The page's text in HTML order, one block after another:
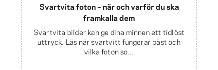
Svartvita foton – när och varför du ska
framkalla dem
Svartvita bilder kan ge dina minnen ett tidlöst
uttryck. Läs när svartvitt fungerar bäst och
vilka foton so...